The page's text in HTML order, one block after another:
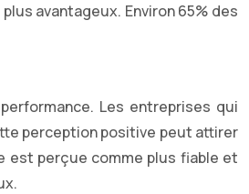
avantageux. Environ 65% des
Les entreprises qui
perception positive peut attirer
est perçue comme plus fiable et